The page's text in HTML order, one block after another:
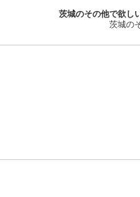
茨城のその他で欲し
茨城の